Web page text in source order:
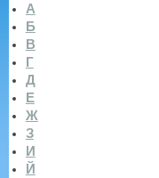
А
Б
В
Г
Д
Е
Ж
З
И
Й